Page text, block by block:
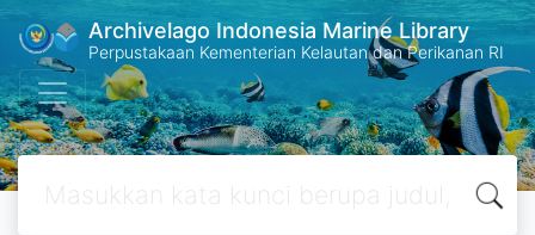
Archivelago Indonesia Marine Library
Perpustakaan Kementerian Kelautan dan Perikanan RI